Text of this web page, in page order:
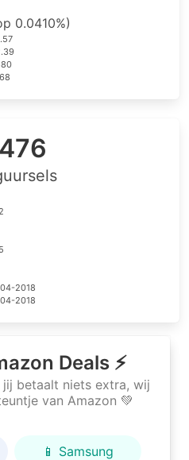
0.0410%)
2018
2018
Deals ⚡
betaalt niets extra, wij
van Amazon 💚
📱 Samsung